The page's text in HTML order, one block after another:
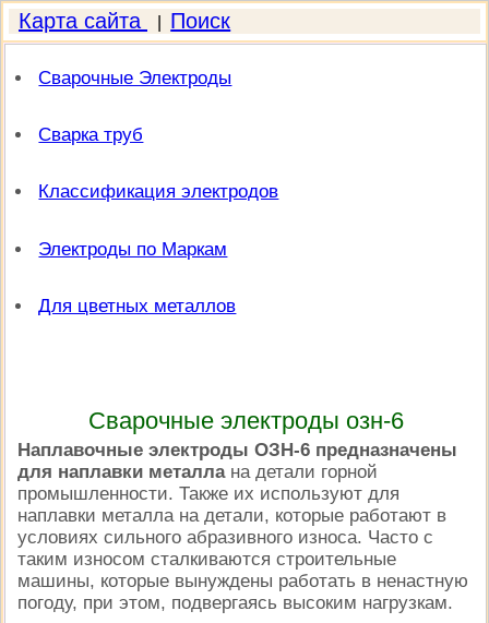
Карта сайта Поиск
Сварочные Электроды
Сварка труб
Классификация электродов
Электроды по Маркам
Для цветных металлов
Сварочные электроды озн-6
Наплавочные электроды ОЗН-6 предназначены
для наплавки металлана детали горной
промышленности. Также их используют для
наплавки металла на детали, которые работают в
условиях сильного абразивного износа. Часто с
таким износом сталкиваются строительные
машины, которые вынуждены работать в ненастную
погоду, при этом, подвергаясь высоким нагрузкам.